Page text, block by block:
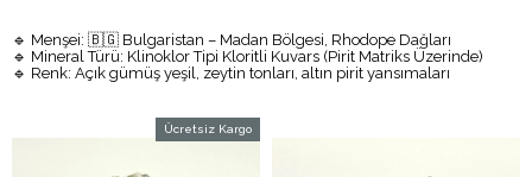
🔹 Menşei: 🇧🇬 Bulgaristan – Madan Bölgesi, Rhodope Dağları
🔹 Mineral Türü: Klinoklor Tipi Kloritli Kuvars (Pirit Matriks Üzerinde)
🔹 Renk: Açık gümüş yeşil, zeytin tonları, altın pirit yansımaları
Ücretsiz Kargo